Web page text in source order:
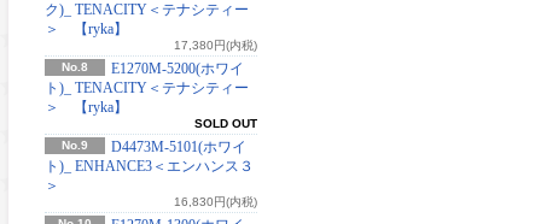
ク)_ TENACITY＜テナシティー
＞ 【ryka】
17,380円(内税)
No.8
E1270M-5200(ホワイ
ト)_ TENACITY＜テナシティー
＞ 【ryka】
SOLD OUT
No.9
D4473M-5101(ホワイ
ト)_ ENHANCE3＜エンハンス３
＞
16,830円(内税)